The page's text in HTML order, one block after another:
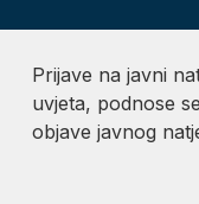
Prijave na javni
uvjeta, podnose
objave javnog